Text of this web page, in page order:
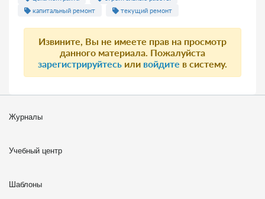
капитальный ремонт
текущий ремонт
Извините, Вы не имеете прав на просмотр
данного материала. Пожалуйста
зарегистрируйтесь или войдите в систему.
Журналы
Учебный центр
Шаблоны